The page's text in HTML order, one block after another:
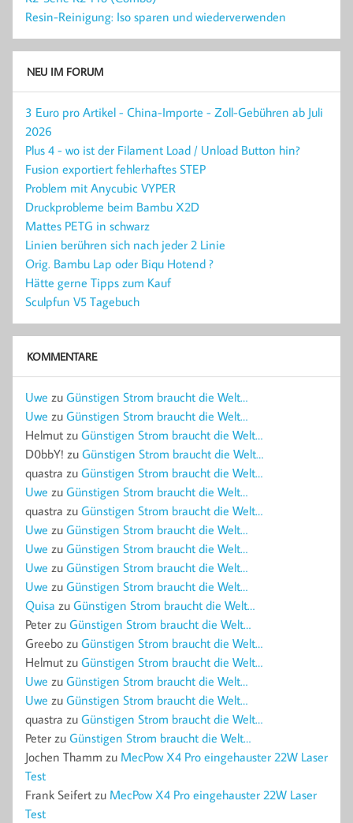
Resin-Reinigung: Iso sparen und wiederverwenden
NEU IM FORUM
3 Euro pro Artikel - China-Importe - Zoll-Gebühren ab Juli
2026
Plus 4 - wo ist der Filament Load / Unload Button hin?
Fusion exportiert fehlerhaftes STEP
Problem mit Anycubic VYPER
Druckprobleme beim Bambu X2D
Mattes PETG in schwarz
Linien berühren sich nach jeder 2 Linie
Orig. Bambu Lap oder Biqu Hotend ?
Hätte gerne Tipps zum Kauf
Sculpfun V5 Tagebuch
KOMMENTARE
Uwe zu Günstigen Strom braucht die Welt…
Uwe zu Günstigen Strom braucht die Welt…
Helmut zu Günstigen Strom braucht die Welt…
D0bbY! zu Günstigen Strom braucht die Welt…
quastra zu Günstigen Strom braucht die Welt…
Uwe zu Günstigen Strom braucht die Welt…
quastra zu Günstigen Strom braucht die Welt…
Uwe zu Günstigen Strom braucht die Welt…
Uwe zu Günstigen Strom braucht die Welt…
Uwe zu Günstigen Strom braucht die Welt…
Uwe zu Günstigen Strom braucht die Welt…
Quisa zu Günstigen Strom braucht die Welt…
Peter zu Günstigen Strom braucht die Welt…
Greebo zu Günstigen Strom braucht die Welt…
Helmut zu Günstigen Strom braucht die Welt…
Uwe zu Günstigen Strom braucht die Welt…
Uwe zu Günstigen Strom braucht die Welt…
quastra zu Günstigen Strom braucht die Welt…
Peter zu Günstigen Strom braucht die Welt…
Jochen Thamm zu MecPow X4 Pro eingehauster 22W Laser
Test
Frank Seifert zu MecPow X4 Pro eingehauster 22W Laser
Test